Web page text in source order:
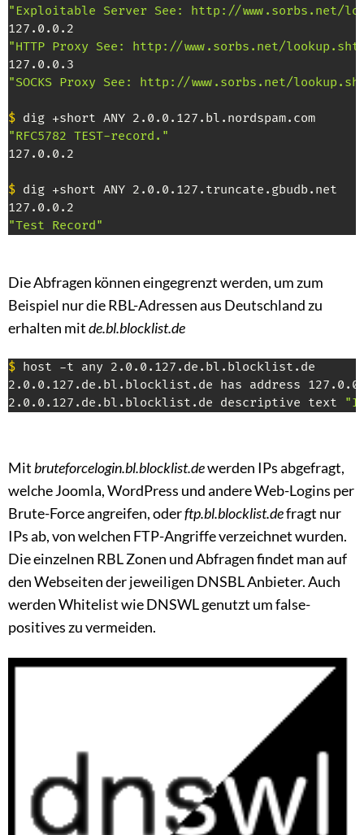
"Exploitable Server See: http://www.sorbs.net/
"HTTP Proxy See: http://www.sorbs.net/
"SOCKS Proxy See: http://www.sorbs.net/
$
"RFC5782 TEST-record."
127.0.0.2
$ dig +short ANY 2.0.0.127.truncate.gbudb.net
"Test Record"
Die Abfragen können eingegrenzt werden, um zum
Beispiel nur die RBL-Adressen aus Deutschland zu
erhalten mitde.bl.blocklist.de
$ host -t any 2.0.0.127.de.bl.blocklist.de
2.0.0.127.de.bl.blocklist.de has address
2.0.0.127.de.bl.blocklist.de descriptive text
Mitbruteforcelogin.bl.blocklist.dewerden IPs abgefragt,
welche Joomla, WordPress und andere Web-Logins per
Brute-Force angreifen, oderftp.bl.blocklist.defragt nur
IPs ab, von welchen FTP-Angriffe verzeichnet wurden.
Die einzelnen RBL Zonen und Abfragen findet man auf
den Webseiten der jeweiligen DNSBL Anbieter. Auch
werden Whitelist wie DNSWL genutzt um false-
positives zu vermeiden.